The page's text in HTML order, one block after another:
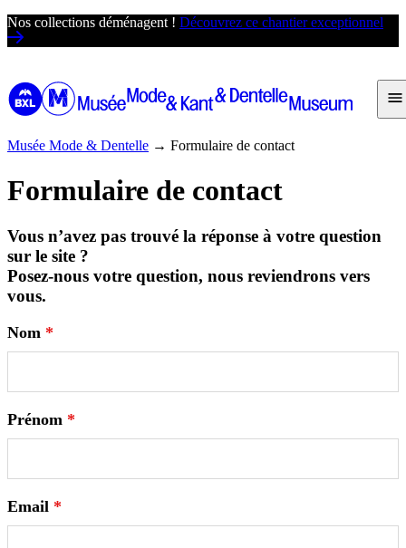
Passer
au
Nos collections déménagent ! Découvrez ce chantier exceptionnel
Musée Mode & Dentelle → Formulaire de contact
Formulaire de contact
Vous n’avez pas trouvé la réponse à votre question
sur le site ?
Posez-nous votre question, nous reviendrons vers
vous.
Nom *
Prénom *
Email *